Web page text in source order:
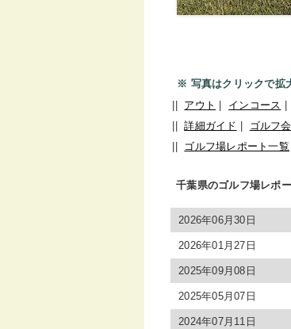
※ 写真はクリックで拡
アウト インコース
||詳細ガイド ゴルフ
ゴルフ場レポート一覧
千葉県のゴルフ場レポ
2026年06月30日
2026年01月27日
2025年09月08日
2025年05月07日
2024年07月11日